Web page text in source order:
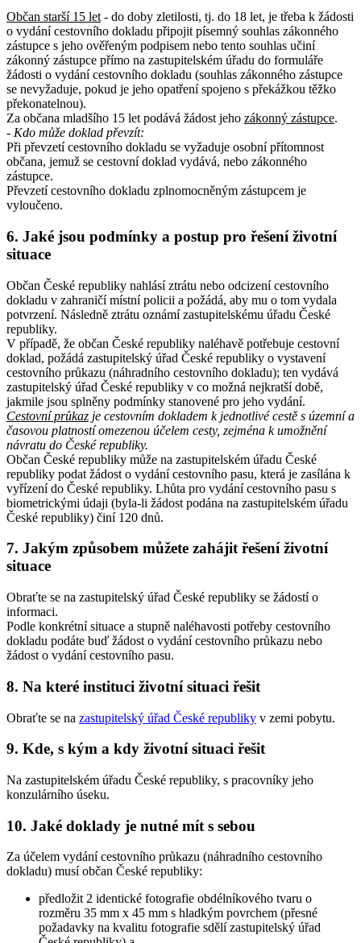
Občan starší 15 let - do doby zletilosti, tj. do 18 let, je třeba k žádosti
o vydání cestovního dokladu připojit písemný souhlas zákonného
zástupce s jeho ověřeným podpisem nebo tento souhlas učiní
zákonný zástupce přímo na zastupitelském úřadu do formuláře
žádosti o vydání cestovního dokladu (souhlas zákonného zástupce
se nevyžaduje, pokud je jeho opatření spojeno s překážkou těžko
překonatelnou).
Za občana mladšího 15 let podává žádost jeho zákonný zástupce.
- Kdo může doklad převzít:
Při převzetí cestovního dokladu se vyžaduje osobní přítomnost
občana, jemuž se cestovní doklad vydává, nebo zákonného
zástupce.
Převzetí cestovního dokladu zplnomocněným zástupcem je
vyloučeno.
6. Jaké jsou podmínky a postup pro řešení životní
situace
Občan České republiky nahlásí ztrátu nebo odcizení cestovního
dokladu v zahraničí místní policii a požádá, aby mu o tom vydala
potvrzení. Následně ztrátu oznámí zastupitelskému úřadu České
republiky.
V případě, že občan České republiky naléhavě potřebuje cestovní
doklad, požádá zastupitelský úřad České republiky o vystavení
cestovního průkazu (náhradního cestovního dokladu); ten vydává
zastupitelský úřad České republiky v co možná nejkratší době,
jakmile jsou splněny podmínky stanovené pro jeho vydání.
Cestovní průkaz je cestovním dokladem k jednotlivé cestě s územní a
časovou platností omezenou účelem cesty, zejména k umožnění
návratu do České republiky.
Občan České republiky může na zastupitelském úřadu České
republiky podat žádost o vydání cestovního pasu, která je zasílána k
vyřízení do České republiky. Lhůta pro vydání cestovního pasu s
biometrickými údaji (byla-li žádost podána na zastupitelském úřadu
České republiky) činí 120 dnů.
7. Jakým způsobem můžete zahájit řešení životní
situace
Obraťte se na zastupitelský úřad České republiky se žádostí o
informaci.
Podle konkrétní situace a stupně naléhavosti potřeby cestovního
dokladu podáte buď žádost o vydání cestovního průkazu nebo
žádost o vydání cestovního pasu.
8. Na které instituci životní situaci řešit
Obraťte se na zastupitelský úřad České republiky v zemi pobytu.
9. Kde, s kým a kdy životní situaci řešit
Na zastupitelském úřadu České republiky, s pracovníky jeho
konzulárního úseku.
10. Jaké doklady je nutné mít s sebou
Za účelem vydání cestovního průkazu (náhradního cestovního
dokladu) musí občan České republiky:
předložit 2 identické fotografie obdélníkového tvaru o
rozměru 35 mm x 45 mm s hladkým povrchem (přesné
požadavky na kvalitu fotografie sdělí zastupitelský úřad